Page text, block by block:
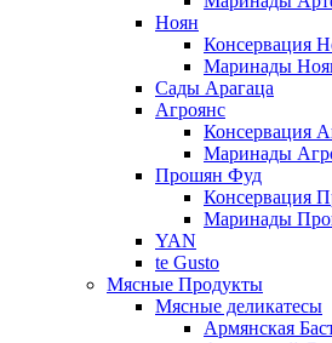
Ноян
Консервация
Маринады
Сады Арагаца
Агроянс
Консервация
Маринады
Прошян Фуд
Консервация
Маринады
YAN
te Gusto
Мясные Продукты
Мясные деликатесы
Армянская